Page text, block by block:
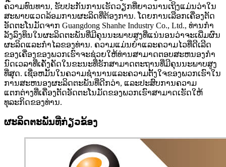
ຄວາມທົນທານ, ຮັບປະກັນການເຮັດວຽກທີ່ຍາວນານເຖິງແມ່ນວ່າໃນ
ສະພາບແວດລ້ອມການຜະລິດທີ່ຕ້ອງການ. ໂດຍການເລືອກເຄື່ອງຕັດ
ອັດຕະໂນມັດຈາກ Guangdong Shanhe Industry Co., Ltd., ທ່ານກໍາ
ລັງລົງທຶນໃນຜະລິດຕະພັນທີ່ມີຄຸນນະພາບສູງທີ່ແນ່ນອນວ່າຈະເພີ່ມຜົນ
ຜະລິດແລະກໍາໄລຂອງທ່ານ. ຄວາມແມ່ນຍໍາແລະຄວາມໄວທີ່ດີເລີດ
ຂອງເຄື່ອງຂອງພວກເຮົາຈະຊ່ວຍໃຫ້ທ່ານສາມາດຕອບສະຫນອງກໍາ
ນົດເວລາທີ່ເຄັ່ງຄັດໃນຂະນະທີ່ຮັກສາມາດຕະຖານທີ່ມີຄຸນນະພາບສູງ
ທີ່ສຸດ. ເຊື່ອຫມັ້ນໃນຄວາມຊໍານານແລະຄວາມຕັ້ງໃຈຂອງພວກເຮົາໃນ
ການສະຫນອງຜະລິດຕະພັນທີ່ດີກວ່າ, ແລະປະສົບການຄວາມ
ແຕກຕ່າງທີ່ເຄື່ອງຕັດອັດຕະໂນມັດຂອງພວກເຮົາສາມາດເຮັດໃຫ້
ທຸລະກິດຂອງທ່ານ.
ຜະລິດຕະພັນທີ່ກ່ຽວຂ້ອງ